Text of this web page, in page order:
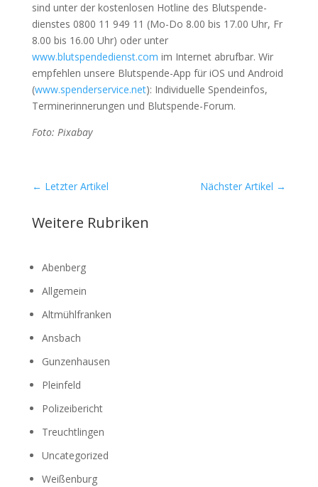
sind unter der kos­ten­lo­sen Hot­line des Blut­spen­de­
diens­tes 0800 11 949 11 (Mo-Do 8.00 bis 17.00 Uhr, Fr
8.00 bis 16.00 Uhr) oder unter
www.blutspendedienst.com im Inter­net abruf­bar. Wir
emp­feh­len unse­re Blut­spen­de-App für iOS und Android
(www.spenderservice.net): Indi­vi­du­el­le Spen­de­infos,
Ter­min­er­in­ne­run­gen und Blut­spen­de-Forum.
Foto: Pix­a­bay
← Letzter Artikel Nächster Artikel →
Weitere Rubriken
Abenberg
Allgemein
Altmühlfranken
Ansbach
Gunzenhausen
Pleinfeld
Polizeibericht
Treuchtlingen
Uncategorized
Weißenburg